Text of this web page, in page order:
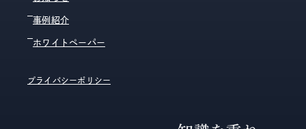
事例紹介
ホワイトペーパー
プライバシーポリシー